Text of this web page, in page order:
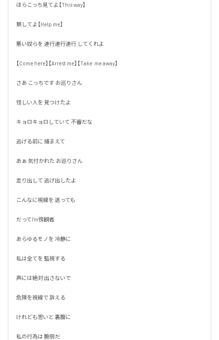
ほらこっち見てよ【This way】
察してよ【Help me】
悪い奴らを 連行連行連行 してくれよ
【Come here】【Arrest me】【Take  me away】
さあ こっちです お巡りさん
怪しい人を 見つけたよ
キョロキョロしていて 不審だな
逃げる前に 捕まえて
あぁ 気付かれた お巡りさん
走り出して 逃げ出したよ
こんなに視線を 送っても
だってI'm傍観者
あらゆるモノを 冷静に
私は全てを 監視する
声には絶対 出さないで
危険を視線で 訴える
けれども思いと 裏腹に
私の行為は 脆弱だ